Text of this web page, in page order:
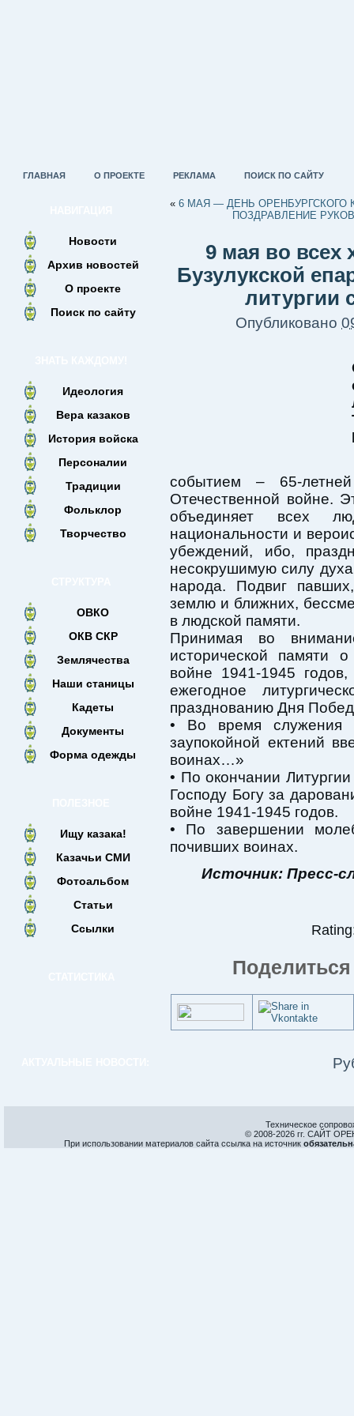
ГЛАВНАЯ О ПРОЕКТЕ РЕКЛАМА ПОИСК ПО САЙТУ
Новости
Архив новостей
О проекте
Поиск по сайту
Идеология
Вера казаков
История войска
Персоналии
Традиции
Фольклор
Творчество
ОВКО
ОКВ СКР
Землячества
Наши станицы
Кадеты
Документы
Форма одежды
Ищу казака!
Казачьи СМИ
Фотоальбом
Статьи
Ссылки
« 6 МАЯ — ДЕНЬ ОРЕНБУРГСКОГО
ПОЗДРАВЛЕНИЕ
9 мая во всех
Бузулукской
литургии
Опубликовано
событием – 65-
Отечественной войне.
объединяет всех
национальности и
убеждений, ибо,
несокрушимую силу
народа. Подвиг
землю и ближних,
в людской памяти.
Принимая во
исторической памяти
войне 1941-1945
ежегодное
празднованию Дня
• Во время служения
заупокойной ектений
воинах…»
• По окончании
Господу Богу за
войне 1941-1945 годов.
• По завершении
почивших воинах.
Источник: Пресс-
Техническое
© 2008-2026 гг. САЙТ
При использовании материалов сайта ссылка на источник